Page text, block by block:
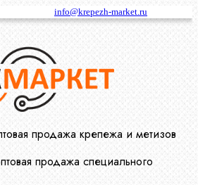
info@krepezh-market.ru
продажа крепежа и метизов
продажа специального